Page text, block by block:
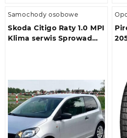
Samochody osobowe
Skoda Citigo Raty 1.0 MPI
Klima serwis Sprowad…